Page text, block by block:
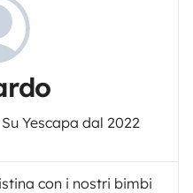
Yescapa dal 2022
con i nostri bimbi